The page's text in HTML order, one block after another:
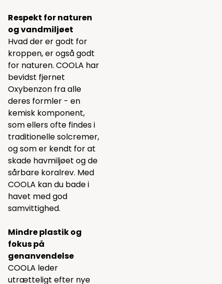
Respekt for naturen
og vandmiljøet
Hvad der er godt for
kroppen, er også godt
for naturen. COOLA har
bevidst fjernet
Oxybenzon fra alle
deres formler - en
kemisk komponent,
som ellers ofte findes i
traditionelle solcremer,
og som er kendt for at
skade havmiljøet og de
sårbare koralrev. Med
COOLA kan du bade i
havet med god
samvittighed.
Mindre plastik og
fokus på
genanvendelse
COOLA leder
utrætteligt efter nye